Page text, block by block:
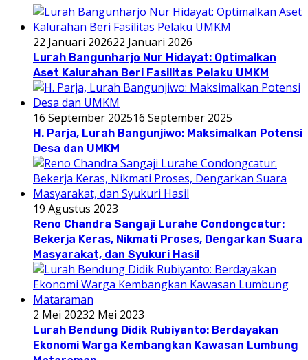
22 Januari 202622 Januari 2026
Lurah Bangunharjo Nur Hidayat: Optimalkan
Aset Kalurahan Beri Fasilitas Pelaku UMKM
16 September 202516 September 2025
H. Parja, Lurah Bangunjiwo: Maksimalkan Potensi
Desa dan UMKM
19 Agustus 2023
Reno Chandra Sangaji Lurahe Condongcatur:
Bekerja Keras, Nikmati Proses, Dengarkan Suara
Masyarakat, dan Syukuri Hasil
2 Mei 20232 Mei 2023
Lurah Bendung Didik Rubiyanto: Berdayakan
Ekonomi Warga Kembangkan Kawasan Lumbung